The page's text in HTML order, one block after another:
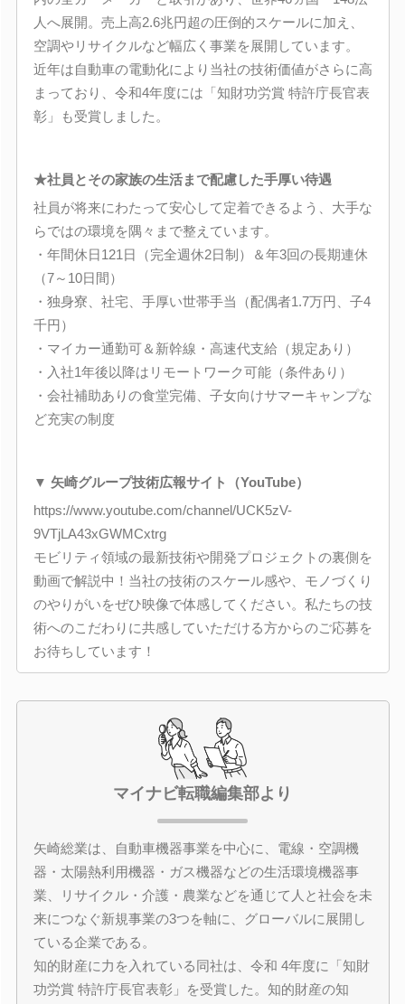
人へ展開。売上高2.6兆円超の圧倒的スケールに加え、
空調やリサイクルなど幅広く事業を展開しています。
近年は自動車の電動化により当社の技術価値がさらに高
まっており、令和4年度には「知財功労賞 特許庁長官表
彰」も受賞しました。
★社員とその家族の生活まで配慮した手厚い待遇
社員が将来にわたって安心して定着できるよう、大手な
らではの環境を隅々まで整えています。
・年間休日121日（完全週休2日制）＆年3回の長期連休
（7～10日間）
・独身寮、社宅、手厚い世帯手当（配偶者1.7万円、子4
千円）
・マイカー通勤可＆新幹線・高速代支給（規定あり）
・入社1年後以降はリモートワーク可能（条件あり）
・会社補助ありの食堂完備、子女向けサマーキャンプな
ど充実の制度
▼ 矢崎グループ技術広報サイト（YouTube）
https://www.youtube.com/channel/UCK5zV-
9VTjLA43xGWMCxtrg
モビリティ領域の最新技術や開発プロジェクトの裏側を
動画で解説中！当社の技術のスケール感や、モノづくり
のやりがいをぜひ映像で体感してください。私たちの技
術へのこだわりに共感していただける方からのご応募を
お待ちしています！
マイナビ転職編集部より
矢崎総業は、自動車機器事業を中心に、電線・空調機
器・太陽熱利用機器・ガス機器などの生活環境機器事
業、リサイクル・介護・農業などを通じて人と社会を未
来につなぐ新規事業の3つを軸に、グローバルに展開し
ている企業である。
知的財産に力を入れている同社は、令和 4年度に「知財
功労賞 特許庁長官表彰」を受賞した。知的財産の知